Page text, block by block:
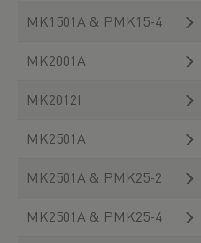
MK1501A & PMK15-4
MK2001A
MK2012I
MK2501A
MK2501A & PMK25-2
MK2501A & PMK25-4